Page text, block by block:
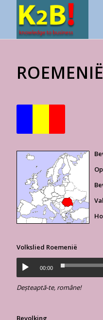
ROEMENIË
Volkslied Roemenië
00:00
Deșteaptă-te, române!
Bevolking